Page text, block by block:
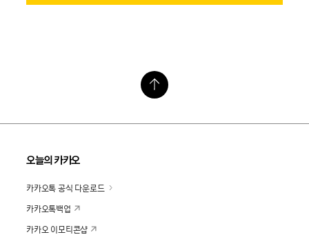
오늘의 카카오
카카오톡 공식 다운로드
카카오톡백업
카카오 이모티콘샵